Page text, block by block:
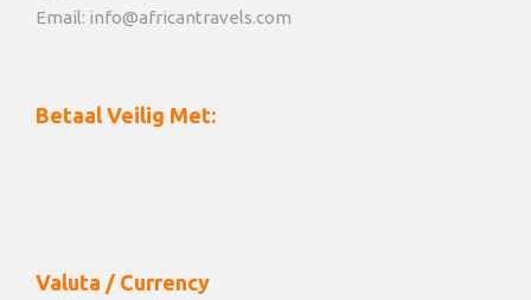
Email: info@africantravels.com
Betaal Veilig Met:
Valuta / Currency